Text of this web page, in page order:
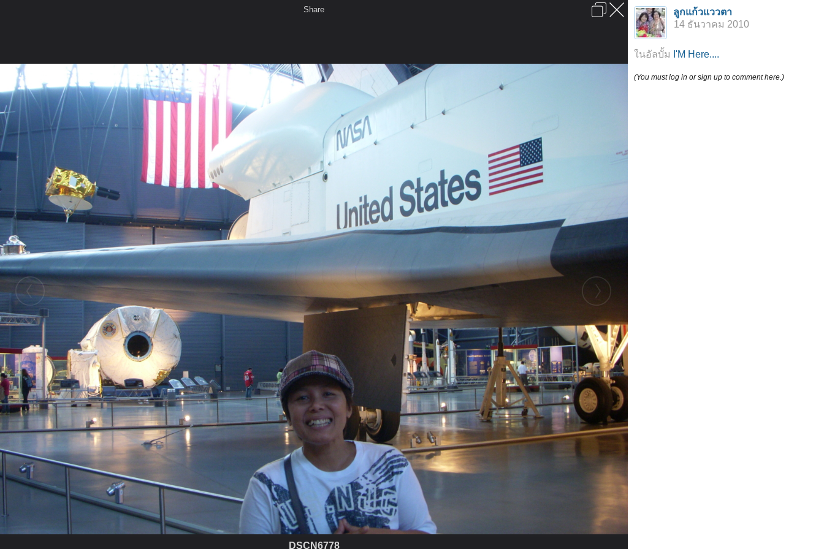
เข้าสู่ระบบหรือลงทะเบียน
General I'M Here....
DSCN6778
หน้าแรก เว็บบอร์ด มีอะไรใหม่ วิดีโอ รูปภาพ
หมวดหมู่ มีอะไรใหม่ คอลเล็คชั่น สถานที่
เสียงธรรม สมาชิก ห้องสนทนา
ลงโฆษณา ติดต่อเรา ช่วยเหลือ หน้าหลัก
Share
DSCN6778
ลูกแก้วแววตา
14 ธันวาคม 2010
ในอัลบั้ม I'M Here....
(You must log in or sign up to comment here.)